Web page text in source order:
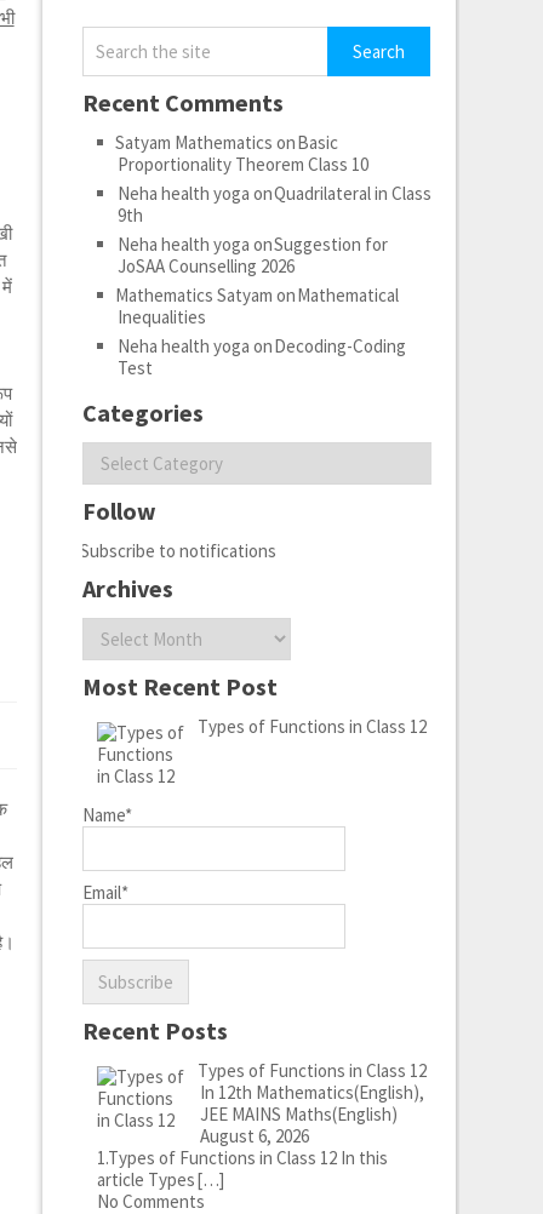
Recent Comments
Satyam Mathematics onBasic
Proportionality Theorem Class 10
Neha health yoga onQuadrilateral in Class
9th
Neha health yoga onSuggestion for
JoSAA Counselling 2026
Mathematics Satyam onMathematical
Inequalities
Neha health yoga onDecoding-Coding
Test
Categories
Categories
Follow
Subscribe to notifications
Archives
Archives
Most Recent Post
Types of Functions in Class 12
Name*
Email*
Recent Posts
Types of Functions in Class 12
In 12th Mathematics(English),
JEE MAINS Maths(English)
August 6, 2026
1.Types of Functions in Class 12 In this
article Types[…]
No Comments